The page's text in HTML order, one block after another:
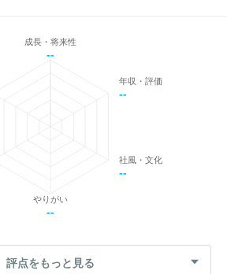
成長・将来性
--
年収・評価
--
社風・文化
--
やりがい
--
評点をもっと見る